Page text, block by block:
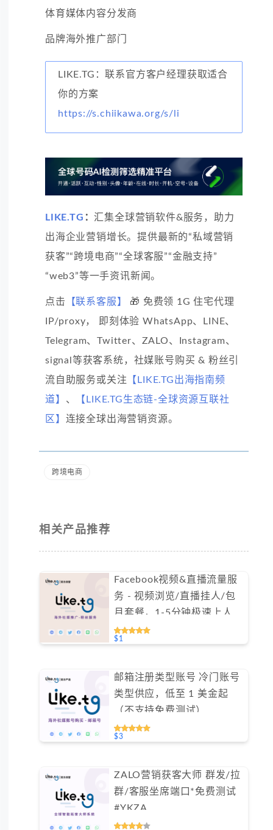
体育媒体内容分发商
品牌海外推广部门
LIKE.TG：联系官方客户经理获取适合
你的方案
https://s.chiikawa.org/s/li
LIKE.TG ： 汇集全球营销软件&服务，助力
出海企业营销增长。提供最新的“私域营销
获客”“跨境电商”“全球客服”“金融支持”
“web3”等一手资讯新闻。
点击 【联系客服】
🎁 免费领 1G 住宅代理
IP/proxy， 即刻体验 WhatsApp、LINE、
Telegram、Twitter、ZALO、Instagram、
signal等获客系统，社媒账号购买 & 粉丝引
流自助服务或关注 【LIKE.TG出海指南频
道】 、
【LIKE.TG生态链-全球资源互联社
区】 连接全球出海营销资源。
跨境电商
相关产品推荐
Facebook视频&直播流量服
务 - 视频浏览/直播挂人/包
月套餐，1-5分钟极速上人
（不支持免费测试）
$1
邮箱注册类型账号 冷门账号
类型供应，低至 1 美金起
（不支持免费测试）
$3
ZALO营销获客大师 群发/拉
群/客服坐席端口*免费测试
#YKZA